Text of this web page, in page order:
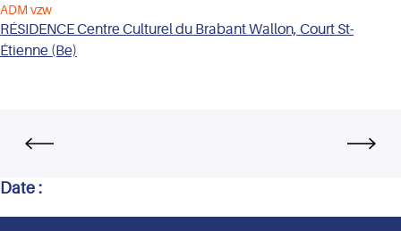
ADM vzw
RÉSIDENCE Centre Culturel du Brabant Wallon, Court St-
Étienne (Be)
Date :